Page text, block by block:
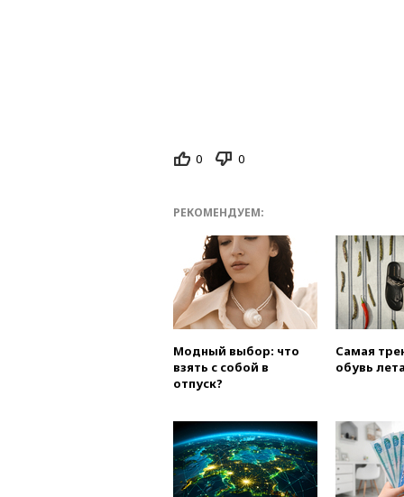
0 0
РЕКОМЕНДУЕМ:
Модный выбор: что
взять с собой в
отпуск?
Самая
обувь